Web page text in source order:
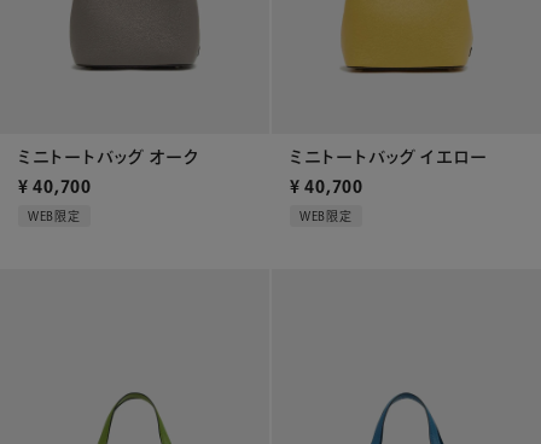
ミニトートバッグ オーク
¥ 40,700
WEB限定
ミニトートバッグ イエロー
¥ 40,700
WEB限定